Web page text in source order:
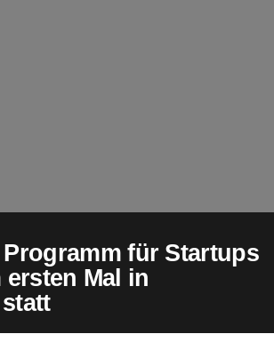
für Startups
Mal in